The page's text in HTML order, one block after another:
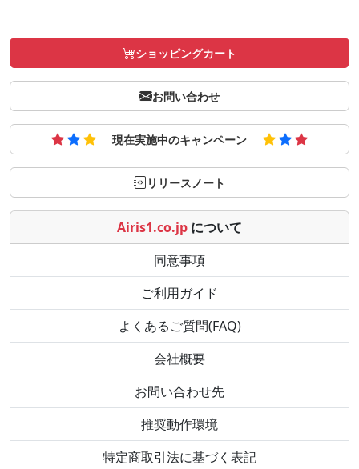
ショッピングカート
お問い合わせ
現在実施中のキャンペーン
リリースノート
Airis1.co.jp について
同意事項
ご利用ガイド
よくあるご質問(FAQ)
会社概要
お問い合わせ先
推奨動作環境
特定商取引法に基づく表記